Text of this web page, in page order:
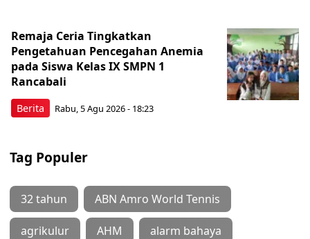
Berita
Remaja Ceria Tingkatkan
Pengetahuan Pencegahan Anemia
pada Siswa Kelas IX SMPN 1
Rancabali
Rabu, 5 Agu 2026 - 18:23
Tag Populer
32 tahun ABN Amro World Tennis
agrikulur AHM alarm bahaya